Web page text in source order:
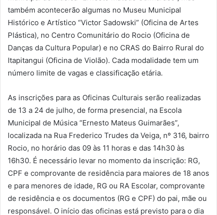
também acontecerão algumas no Museu Municipal
Histórico e Artístico “Victor Sadowski” (Oficina de Artes
Plástica), no Centro Comunitário do Rocio (Oficina de
Danças da Cultura Popular) e no CRAS do Bairro Rural do
Itapitangui (Oficina de Violão). Cada modalidade tem um
número limite de vagas e classificação etária.
As inscrições para as Oficinas Culturais serão realizadas
de 13 a 24 de julho, de forma presencial, na Escola
Municipal de Música “Ernesto Mateus Guimarães”,
localizada na Rua Frederico Trudes da Veiga, nº 316, bairro
Rocio, no horário das 09 às 11 horas e das 14h30 às
16h30. É necessário levar no momento da inscrição: RG,
CPF e comprovante de residência para maiores de 18 anos
e para menores de idade, RG ou RA Escolar, comprovante
de residência e os documentos (RG e CPF) do pai, mãe ou
responsável. O início das oficinas está previsto para o dia